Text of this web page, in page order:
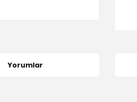
Yorumlar